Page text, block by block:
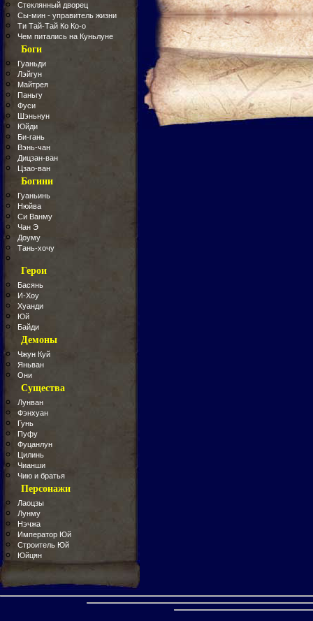
Стеклянный дворец
Сы-мин - управитель жизни
Ти Тай-Тай Ко Ко-о
Чем питались на Куньлуне
Боги
Гуаньди
Лэйгун
Майтрея
Паньгу
Фуси
Шэньнун
Юйди
Би-гань
Вэнь-чан
Дицзан-ван
Цзао-ван
Богини
Гуаньинь
Нюйва
Си Ванму
Чан Э
Доуму
Тань-хочу
Герои
Басянь
И-Хоу
Хуанди
Юй
Байди
Демоны
Чжун Куй
Яньван
Они
Существа
Лунван
Фэнхуан
Гунь
Пуфу
Фуцанлун
Цилинь
Чианши
Чию и братья
Персонажи
Лаоцзы
Лунму
Нэчжа
Император Юй
Строитель Юй
Юйцян